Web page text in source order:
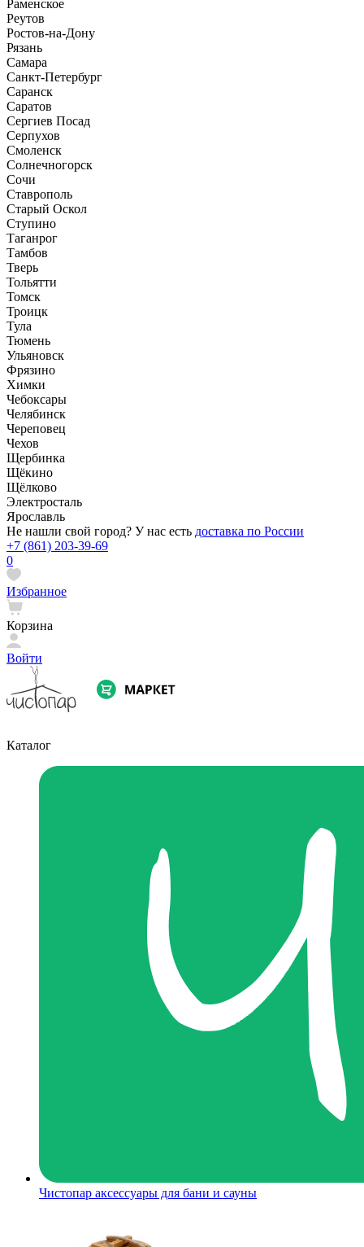
Раменское
Реутов
Ростов-на-Дону
Рязань
Самара
Санкт-Петербург
Саранск
Саратов
Сергиев Посад
Серпухов
Смоленск
Солнечногорск
Сочи
Ставрополь
Старый Оскол
Ступино
Таганрог
Тамбов
Тверь
Тольятти
Томск
Троицк
Тула
Тюмень
Ульяновск
Фрязино
Химки
Чебоксары
Челябинск
Череповец
Чехов
Щербинка
Щёкино
Щёлково
Электросталь
Ярославль
Не нашли свой город? У нас есть доставка по России
+7 (861) 203-39-69
0
Избранное
Корзина
Войти
Каталог
Чистопар аксессуары для бани и сауны